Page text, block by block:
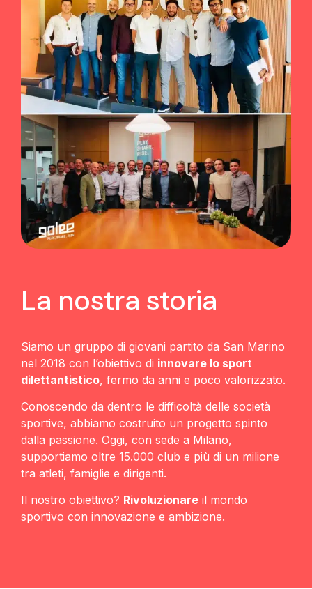
La nostra storia
Siamo un gruppo di giovani partito da San Marino
nel 2018 con l’obiettivo di innovare lo sport
dilettantistico, fermo da anni e poco valorizzato.
Conoscendo da dentro le difficoltà delle società
sportive, abbiamo costruito un progetto spinto
dalla passione. Oggi, con sede a Milano,
supportiamo oltre 15.000 club e più di un milione
tra atleti, famiglie e dirigenti.
Il nostro obiettivo? Rivoluzionare il mondo
sportivo con innovazione e ambizione.